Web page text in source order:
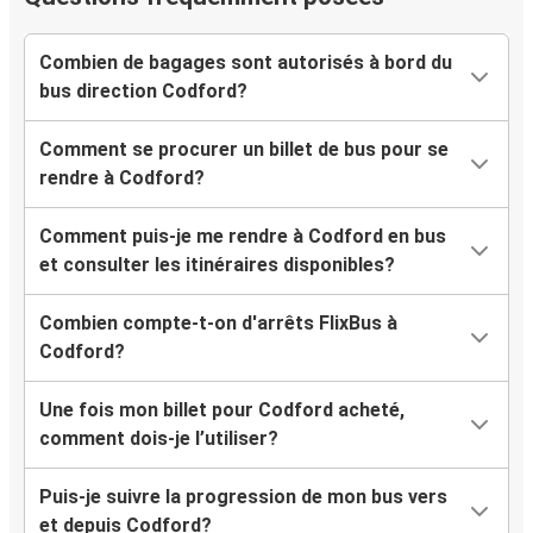
Combien de bagages sont autorisés à bord du
bus direction Codford?
Comment se procurer un billet de bus pour se
rendre à Codford?
Comment puis-je me rendre à Codford en bus
et consulter les itinéraires disponibles?
Combien compte-t-on d'arrêts FlixBus à
Codford?
Une fois mon billet pour Codford acheté,
comment dois-je l’utiliser?
Puis-je suivre la progression de mon bus vers
et depuis Codford?